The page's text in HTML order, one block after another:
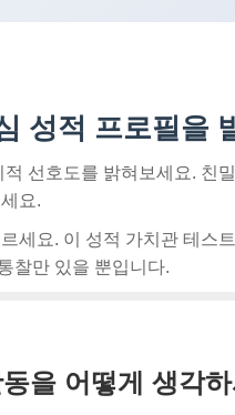
성적 프로필을
선호도를 밝혀보세요. 친
요.
세요. 이 성적 가치관 테스
찰만 있을 뿐입니다.
을 어떻게 생각